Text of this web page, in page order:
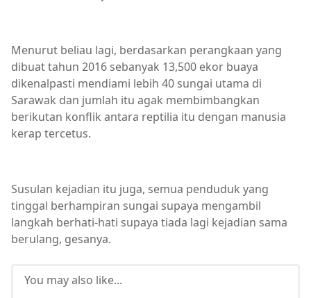
Menurut beliau lagi, berdasarkan perangkaan yang
dibuat tahun 2016 sebanyak 13,500 ekor buaya
dikenalpasti mendiami lebih 40 sungai utama di
Sarawak dan jumlah itu agak membimbangkan
berikutan konflik antara reptilia itu dengan manusia
kerap tercetus.
Susulan kejadian itu juga, semua penduduk yang
tinggal berhampiran sungai supaya mengambil
langkah berhati-hati supaya tiada lagi kejadian sama
berulang, gesanya.
You may also like...